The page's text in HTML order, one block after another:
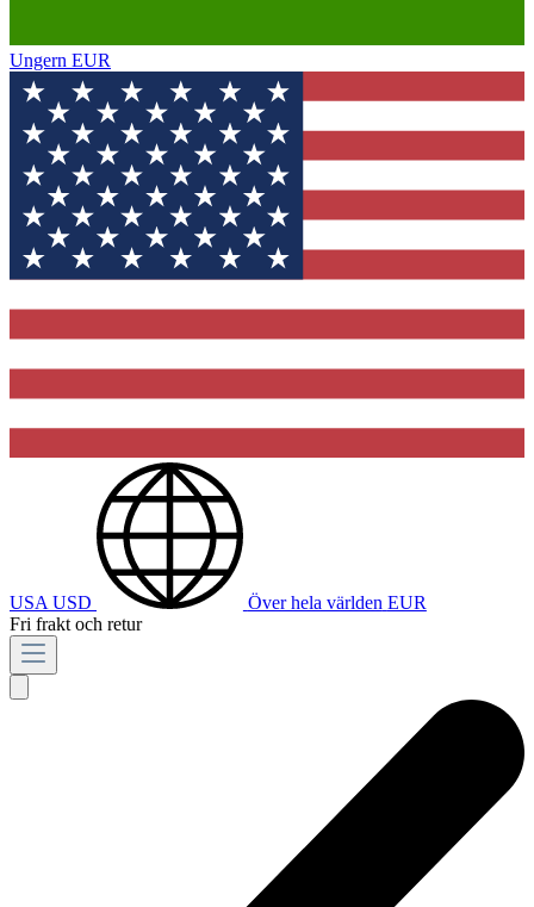
Ungern EUR
USA USD Över hela världen EUR
Fri frakt och retur